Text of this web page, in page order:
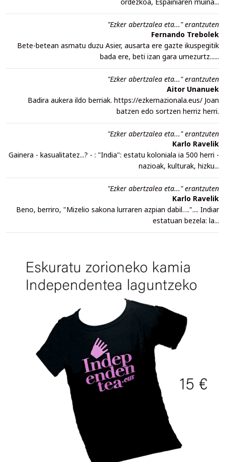
"Ezker abertzalea eta..." erantzuten
Fernando Trebolek
Bete-betean asmatu duzu Asier, ausarta ere gazte ikuspegitik
bada ere, beti izan gara umezurtz......
"Ezker abertzalea eta..." erantzuten
Aitor Unanuek
Badira aukera ildo berriak. https://ezkernazionala.eus/ Joan
batzen edo sortzen herriz herri.
"Ezker abertzalea eta..." erantzuten
Karlo Ravelik
Gainera - kasualitatez...? - : "India": estatu koloniala ia 500 herri -
nazioak, kulturak, hizku...
"Ezker abertzalea eta..." erantzuten
Karlo Ravelik
Beno, berriro, "Mizelio sakona lurraren azpian dabil….".... Indiar
estatuan bezela: la...